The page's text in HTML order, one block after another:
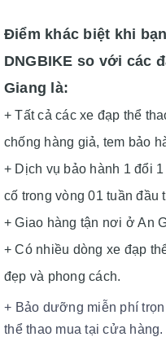
Điểm khác biệt khi
DNGBIKE so với các
Giang là:
+ Tất cả các xe đạp thể
chống hàng giả, tem bảo
+ Dịch vụ bảo hành 1 đổi
cố trong vòng 01 tuần đầu
+ Giao hàng tận nơi ở An
+ Có nhiều dòng xe đạp
đẹp và phong cách.
+ Bảo dưỡng miễn phí
thể thao mua tại cửa hàng.